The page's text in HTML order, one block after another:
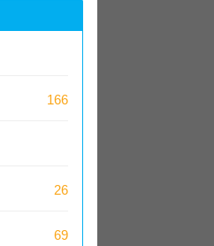
166
26
69